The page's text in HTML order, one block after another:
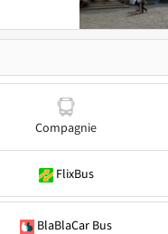
Compagnie
FlixBus
BlaBlaCar Bus